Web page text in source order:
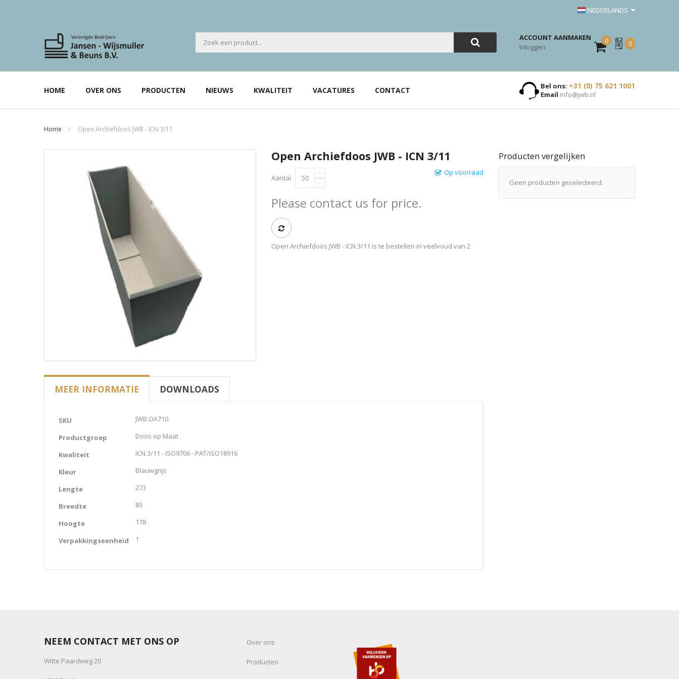
NEDERLANDS
ACCOUNT AANMAKEN
Inloggen
0
Mijn
Offerte
0
HOME OVER ONS PRODUCTEN NIEUWS KWALITEIT VACATURES CONTACT Bel ons: +31 (0) 75 621 1001
Email info@jwb.nl
Home Open Archiefdoos JWB - ICN 3/11
Open Archiefdoos JWB - ICN 3/11
Op voorraad
Aantal
Please contact us for price.
Open Archiefdoos JWB - ICN 3/11 is te bestellen in veelvoud van 2
MEER INFORMATIE DOWNLOADS
SKU JWB.OA710
Productgroep Doos op Maat
Kwaliteit ICN 3/11 - ISO9706 - PAT/ISO18916
Kleur Blauwgrijs
Lengte 273
Breedte 83
Hoogte 178
Verpakkingseenheid 1
Producten vergelijken
Geen producten geselecteerd.
NEEM CONTACT MET ONS OP
Witte Paardweg 20
Over ons
Producten